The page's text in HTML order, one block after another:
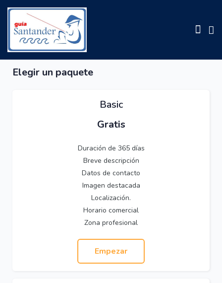
Elegir un paquete
Basic
Gratis
Duración de 365 días
Breve descripción
Datos de contacto
Imagen destacada
Localización.
Horario comercial
Zona profesional
Empezar